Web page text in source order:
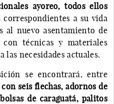
ayoreo, todos ellos
correspondientes a su vida
al nuevo asentamiento de
técnicas y materiales
las necesidades actuales.
se encontrará, entre
seis flechas, adornos de
de caraguatá, palitos